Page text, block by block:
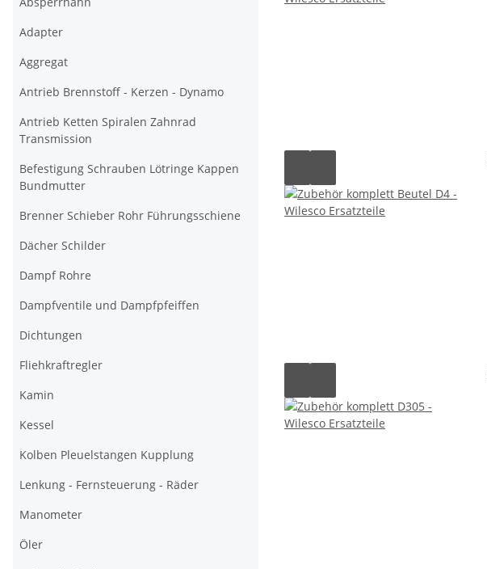
Adapter
Aggregat
Antrieb Brennstoff - Kerzen - Dynamo
Antrieb Ketten Spiralen Zahnrad
Transmission
Befestigung Schrauben Lötringe Kappen
Bundmutter
Brenner Schieber Rohr Führungsschiene
Dächer Schilder
Dampf Rohre
Dampfventile und Dampfpfeiffen
Dichtungen
Fliehkraftregler
Kamin
Kessel
Kolben Pleuelstangen Kupplung
Lenkung - Fernsteuerung - Räder
Manometer
Öler